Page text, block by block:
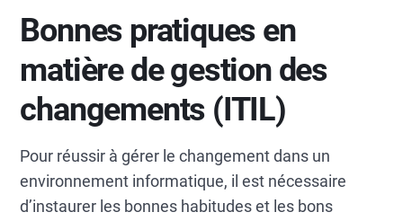
Bonnes pratiques en
matière de gestion des
changements (ITIL)
Pour réussir à gérer le changement dans un
environnement informatique, il est nécessaire
d’instaurer les bonnes habitudes et les bons